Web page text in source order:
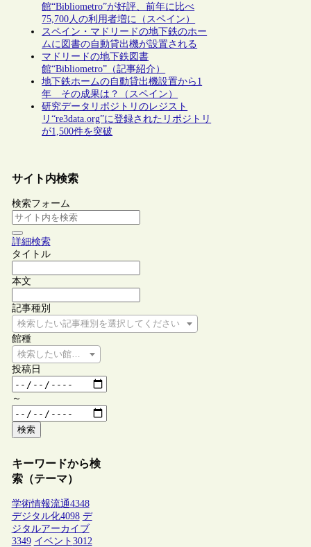
館“Bibliometro”が好評、前年に比べ
75,700人の利用者増に（スペイン）
スペイン・マドリードの地下鉄のホー
ムに図書の自動貸出機が設置される
マドリードの地下鉄図書
館“Bibliometro”（記事紹介）
地下鉄ホームの自動貸出機設置から1
年 その成果は？（スペイン）
研究データリポジトリのレジスト
リ“re3data.org”に登録されたリポジトリ
が1,500件を突破
サイト内検索
検索フォーム
詳細検索
タイトル
本文
記事種別
検索したい記事種別を選択してください
館種
検索したい館種を選択してください
投稿日
～
検索
キーワードから検
索（テーマ）
学術情報流通4348
デジタル化4098 デ
ジタルアーカイブ
3349 イベント 3012